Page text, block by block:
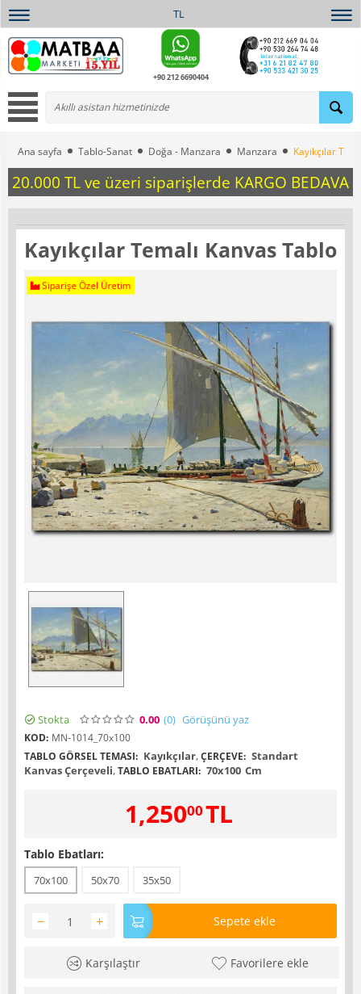
TL
+90 212 6690404
Ana sayfa Tablo-Sanat Doğa - Manzara Manzara Kayıkçılar
20.000 TL ve üzeri siparişlerde KARGO BEDAVA
Kayıkçılar Temalı Kanvas Tablo
Siparişe Özel Üretim
Stokta 0.00 (0) Görüşünü yaz
KOD: MN-1014_70x100
TABLO GÖRSEL TEMASI: Kayıkçılar,ÇERÇEVE: Standart
Kanvas Çerçeveli,TABLO EBATLARI: 70x100 Cm
1,25000TL
Tablo Ebatları:
70x100 50x70 35x50
+
− Sepete ekle
Karşılaştır Favorilere ekle